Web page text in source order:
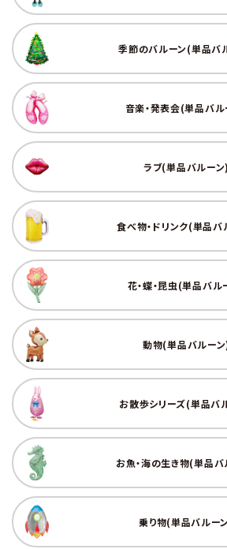
季節のバルーン(単品バ
音楽・発表会(単品バル
ラブ(単品バルーン)
食べ物・ドリンク(単品バ
花・蝶・昆虫(単品バル
動物(単品バルー
お散歩シリーズ(単品バ
お魚・海の生き物(単品バ
乗り物(単品バルー